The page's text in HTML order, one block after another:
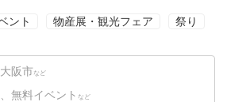
ント 物産展・観光フェア 祭り
阪市 など
無料イベント など